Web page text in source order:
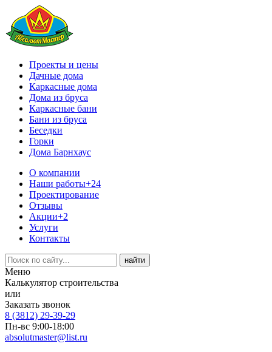
Проекты и цены
Дачные дома
Каркасные дома
Дома из бруса
Каркасные бани
Бани из бруса
Беседки
Горки
Дома Барнхаус
О компании
Наши работы+24
Проектирование
Отзывы
Акции+2
Услуги
Контакты
Меню
Калькулятор строительства
или
Заказать звонок
8 (3812) 29-39-29
Пн-вс 9:00-18:00
absolutmaster@list.ru